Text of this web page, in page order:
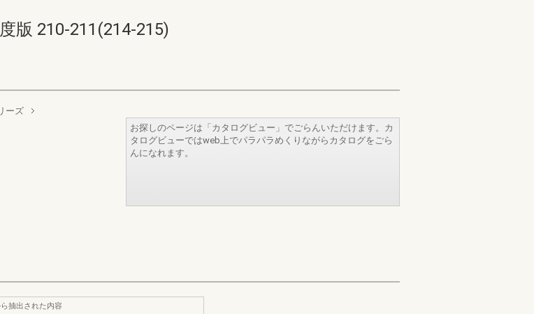
版 210-211(214-215)
ーズ
お探しのページは「カタログビュー」でごらんいただけます。カ
タログビューではweb上でパラパラめくりながらカタログをごら
んになれます。
抽出された内容